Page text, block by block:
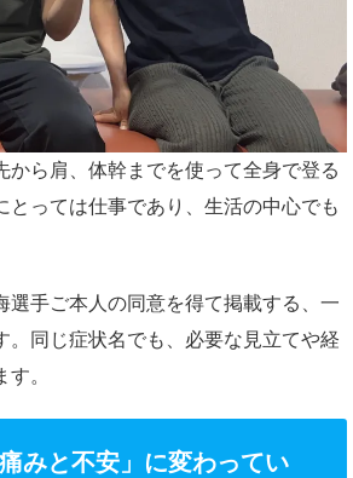
から肩、体幹までを使って全身で登る
とっては仕事であり、生活の中心でも
手ご本人の同意を得て掲載する、一
。同じ症状名でも、必要な見立てや経
。
みと不安」に変わってい